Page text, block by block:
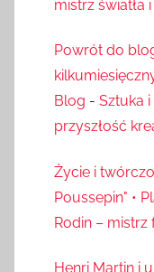
mistrz światła
Powrót do
Blog - Sztuka
przyszłość
Życie i
Poussepin" •
Rodin –
Henri Martin i